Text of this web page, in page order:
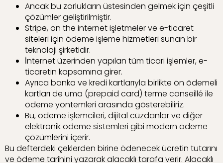
Ancak bu zorlukların üstesinden gelmek için çeşitli
çözümler geliştirilmiştir.
Stripe, on the internet işletmeler ve e-ticaret
siteleri için ödeme işleme hizmetleri sunan bir
teknoloji şirketidir.
İnternet üzerinden yapılan tüm ticari işlemler, e-
ticaretin kapsamına girer.
Ayrıca banka ve kredi kartlarıyla birlikte ön ödemeli
kartları de uma (prepaid card) terme conseillé ile
ödeme yöntemleri arasında gösterebiliriz.
Bu, ödeme işlemcileri, dijital cüzdanlar ve diğer
elektronik ödeme sistemleri gibi modern ödeme
çözümlerini içerir.
Bu defterdeki çeklerden birine ödenecek ücretin tutarını
ve ödeme tarihini yazarak alacaklı tarafa verir. Alacaklı